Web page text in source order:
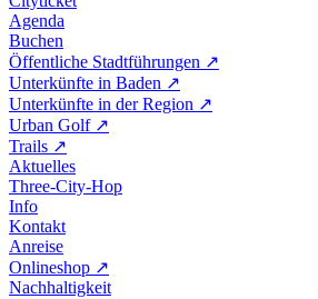
Agenda
Buchen
Öffentliche Stadtführungen ↗
Unterkünfte in Baden ↗
Unterkünfte in der Region ↗
Urban Golf ↗
Trails ↗
Aktuelles
Three-City-Hop
Info
Kontakt
Anreise
Onlineshop ↗
Nachhaltigkeit